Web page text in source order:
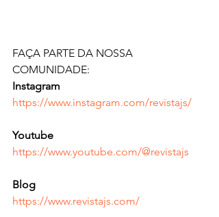
FAÇA PARTE DA NOSSA
COMUNIDADE:
Instagram
https://www.instagram.com/revistajs/
Youtube
https://www.youtube.com/@revistajs
Blog
https://www.revistajs.com/